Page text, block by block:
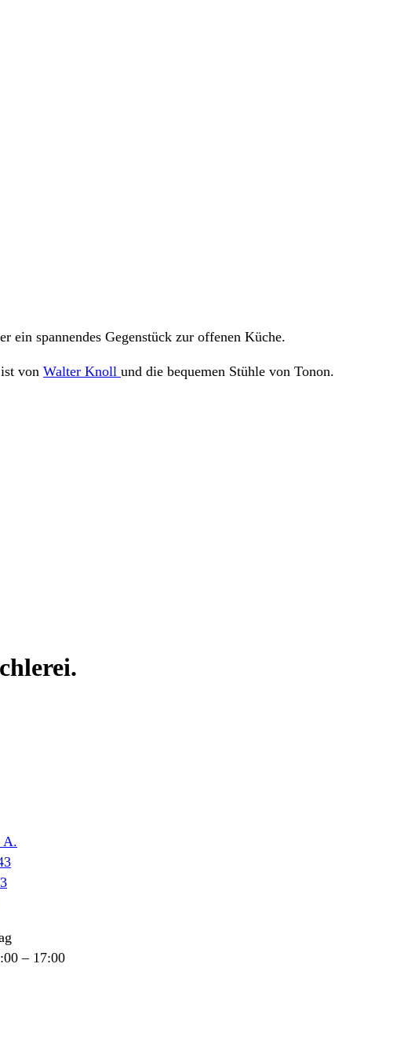
spannendes Gegenstück zur offenen Küche.
von Walter Knoll und die bequemen Stühle von Tonon.
A.
– 17:00